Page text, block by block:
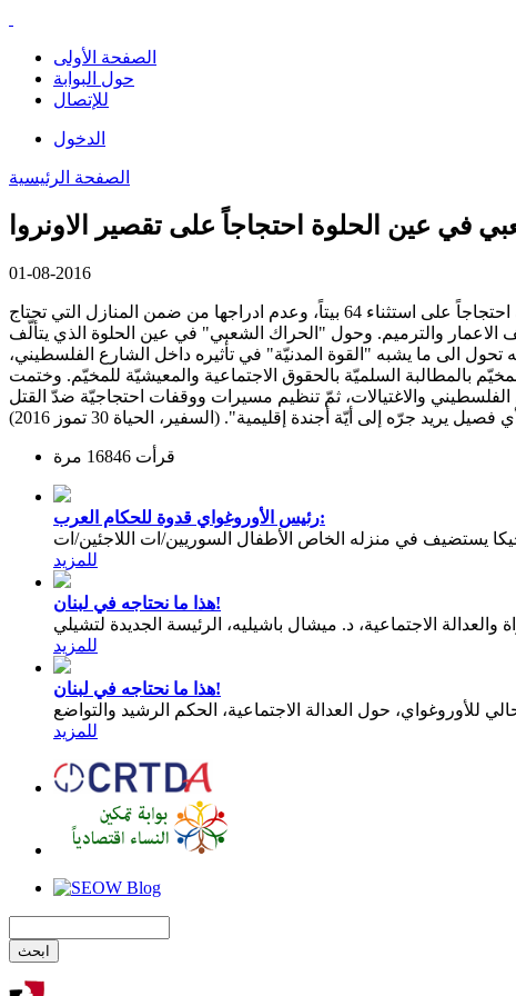
الصفحة الأولى
حول البوابة
للإتصال
الدخول
الصفحة الرئيسية
في عين الحلوة احتجاجاً على تقصير الاونروا
01-08-2016
نفّذ "الحراك الشعبي" في عين الحلوة، يوم الجمعة الماضي، أوّل اعتصام له في مواجهة "الأونروا" وأمام مقرها الرئيسي في المخيم، وذلك احتجاجاً على استثناء 64 بيتاً، وعدم ادراجها من ضمن المنازل التي تحتاج
الاعمار والترميم. وحول "الحراك الشعبي" في عين الحلوة الذي يتألّف
الى ما يشبه "القوة المدنيّة" في تأثيره داخل الشارع الفلسطيني،
بالمطالبة السلميّة بالحقوق الاجتماعية والمعيشيّة للمخيّم. وختمت
الفلسطيني والاغتيالات، ثمّ تنظيم مسيرات ووقفات احتجاجيّة ضدّ القتل
جرّه إلى أيّة أجندة إقليمية". (السفير، الحياة 30 تموز 2016)
قرأت 16846 مرة
رئيس الأوروغواي قدوة للحكام العرب:
يستضيف في منزله الخاص الأطفال السوريين/ات اللاجئين/ات
للمزيد
هذا ما نحتاجه في لبنان!
الاجتماعية، د. ميشال باشيليه، الرئيسة الجديدة لتشيلي
للمزيد
هذا ما نحتاجه في لبنان!
للمزيد